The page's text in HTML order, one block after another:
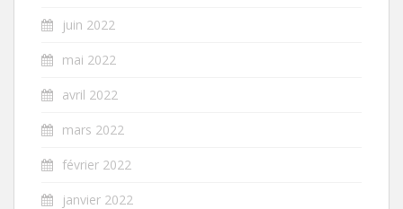
juin 2022
mai 2022
avril 2022
mars 2022
février 2022
janvier 2022